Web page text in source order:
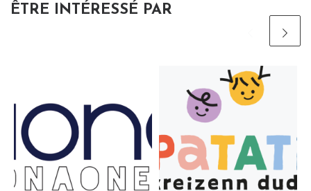
ÊTRE INTÉRESSÉ PAR